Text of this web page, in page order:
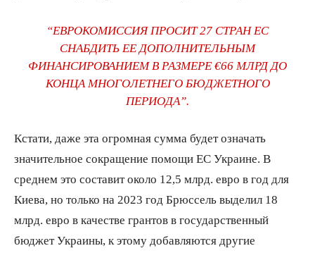
“ЕВРОКОМИССИЯ ПРОСИТ 27 СТРАН ЕС
СНАБДИТЬ ЕЕ ДОПОЛНИТЕЛЬНЫМ
ФИНАНСИРОВАНИЕМ В РАЗМЕРЕ €66 МЛРД ДО
КОНЦА МНОГОЛЕТНЕГО БЮДЖЕТНОГО
ПЕРИОДА”.
Кстати, даже эта огромная сумма будет означать
значительное сокращение помощи ЕС Украине. В
среднем это составит около 12,5 млрд. евро в год для
Киева, но только на 2023 год Брюссель выделил 18
млрд. евро в качестве грантов в государственный
бюджет Украины, к этому добавляются другие